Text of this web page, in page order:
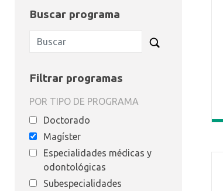
Buscar programa
Filtrar programas
POR TIPO DE PROGRAMA
Doctorado
Magíster
Especialidades médicas y
odontológicas
Subespecialidades